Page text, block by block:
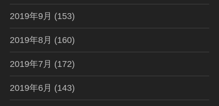
2019年9月 (153)
2019年8月 (160)
2019年7月 (172)
2019年6月 (143)